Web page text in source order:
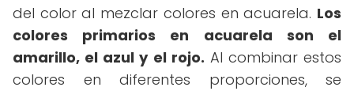
del color al mezclar colores en acuarela. Los
colores primarios en acuarela son el
amarillo, el azul y el rojo. Al combinar estos
colores en diferentes proporciones, se